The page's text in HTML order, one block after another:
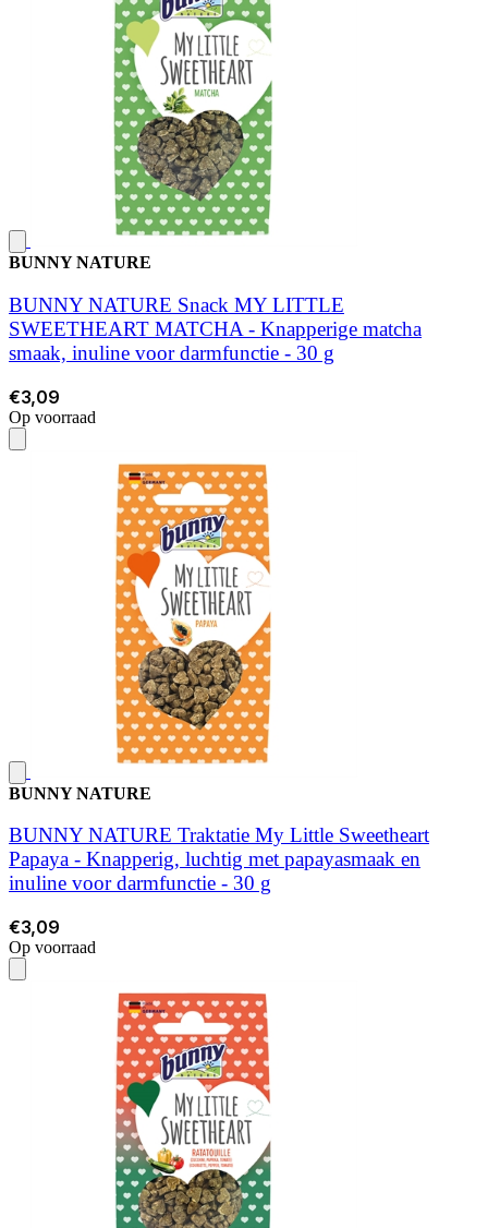
BUNNY NATURE
BUNNY NATURE Snack MY LITTLE
SWEETHEART MATCHA - Knapperige matcha
smaak, inuline voor darmfunctie - 30 g
€3,09
Op voorraad
BUNNY NATURE
BUNNY NATURE Traktatie My Little Sweetheart
Papaya - Knapperig, luchtig met papayasmaak en
inuline voor darmfunctie - 30 g
€3,09
Op voorraad